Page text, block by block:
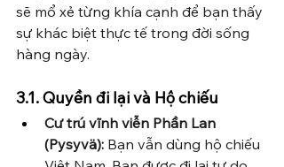
sẽ mổ xẻ từng khía cạnh để bạn thấy
sự khác biệt thực tế trong đời sống
hàng ngày.
3.1. Quyền đi lại và Hộ chiếu
Cư trú vĩnh viễn Phần Lan
(Pysyvä): Bạn vẫn dùng hộ chiếu